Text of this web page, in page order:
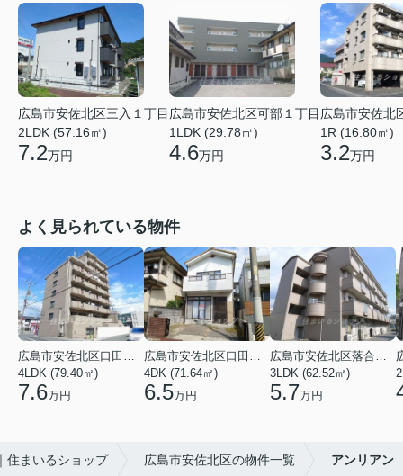
広島市安佐北区三入１丁目
2LDK (57.16㎡)
7.2万円
広島市安佐北区可部１丁目
1LDK (29.78㎡)
4.6万円
広島市安佐北
1R (16.80㎡)
3.2万円
よく見られている物件
広島市安佐北区口田３丁目
4LDK (79.40㎡)
7.6万円
広島市安佐北区口田５丁目
4DK (71.64㎡)
6.5万円
広島市安佐北区落合２丁目
3LDK (62.52㎡)
5.7万円
住まいるショップ 広島市安佐北区の物件一覧 アンリアン